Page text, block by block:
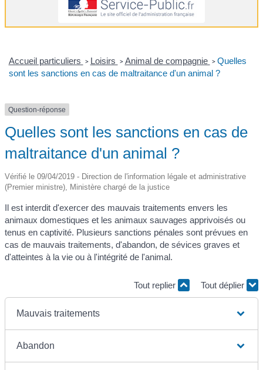
Accueil particuliers > Loisirs > Animal de compagnie > Quelles
sont les sanctions en cas de maltraitance d'un animal ?
Question-réponse
Quelles sont les sanctions en cas de
maltraitance d'un animal ?
Vérifié le 09/04/2019 - Direction de l'information légale et administrative
(Premier ministre), Ministère chargé de la justice
Il est interdit d'exercer des mauvais traitements envers les
animaux domestiques et les animaux sauvages apprivoisés ou
tenus en captivité. Plusieurs sanctions pénales sont prévues en
cas de mauvais traitements, d'abandon, de sévices graves et
d'atteintes à la vie ou à l'intégrité de l'animal.
Tout replier Tout déplier
Mauvais traitements
Abandon